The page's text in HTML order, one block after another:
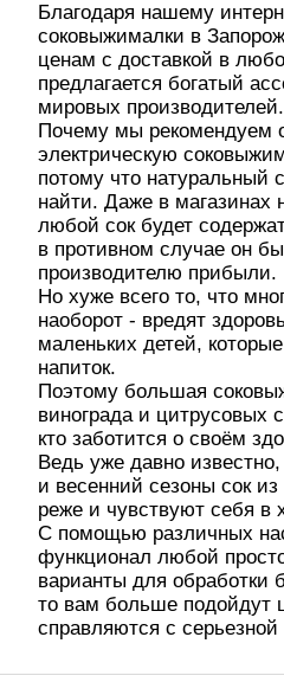
Благодаря нашему
соковыжималки в
ценам с доставкой в
предлагается богатый
мировых производителей.
Почему мы рекомендуем
электрическую
потому что натуральный
найти. Даже в магазинах
любой сок будет
в противном случае он
производителю прибыли.
Но хуже всего то, что
наоборот - вредят
маленьких детей,
напиток.
Поэтому большая
винограда и цитрусовых
кто заботится о своём
Ведь уже давно
и весенний сезоны сок
реже и чувствуют себя в
С помощью различных
функционал любой
варианты для обработки
то вам больше подойдут
справляются с серьезной